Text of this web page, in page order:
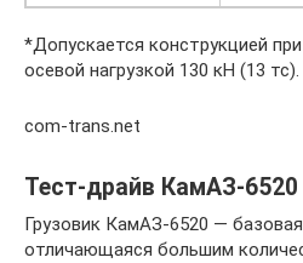
*Допускается конструкцией
осевой нагрузкой 130 кН (13 тс).
com-trans.net
Тест-драйв КамАЗ-6520
Грузовик КамАЗ-6520 —
отличающаяся большим